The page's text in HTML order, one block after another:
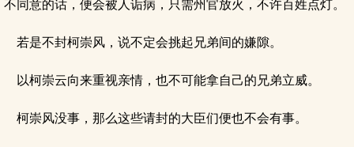
不同意的话，便会被人诟病，只需州官放火，不许百姓点灯。
若是不封柯崇风，说不定会挑起兄弟间的嫌隙。
以柯崇云向来重视亲情，也不可能拿自己的兄弟立威。
柯崇风没事，那么这些请封的大臣们便也不会有事。